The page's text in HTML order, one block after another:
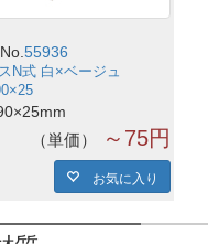
55936
N式 白×ベージュ
単価 ～75円
お気に入り